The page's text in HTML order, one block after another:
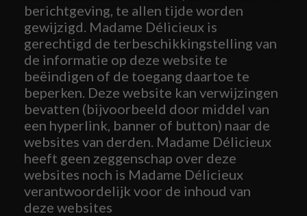
berichtgeving, te allen tijde worden
gewijzigd. Madame Délicieux is
gerechtigd de terbeschikkingstelling van
de informatie op deze website te
beëindigen of de toegang daartoe te
beperken. Deze website kan verwijzingen
bevatten (bijvoorbeeld door middel van
een hyperlink, banner of button) naar de
websites van derden. Madame Délicieux
heeft geen zeggenschap over deze
websites noch is Madame Délicieux
verantwoordelijk voor de inhoud van
deze websites